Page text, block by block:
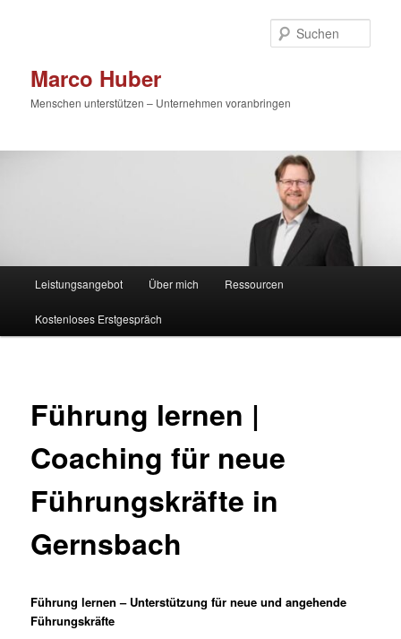
Marco Huber
Menschen unterstützen – Unternehmen voranbringen
Leistungsangebot Über mich Ressourcen
Kostenloses Erstgespräch
Führung lernen |
Coaching für neue
Führungskräfte in
Gernsbach
Führung lernen – Unterstützung für neue und angehende
Führungskräfte